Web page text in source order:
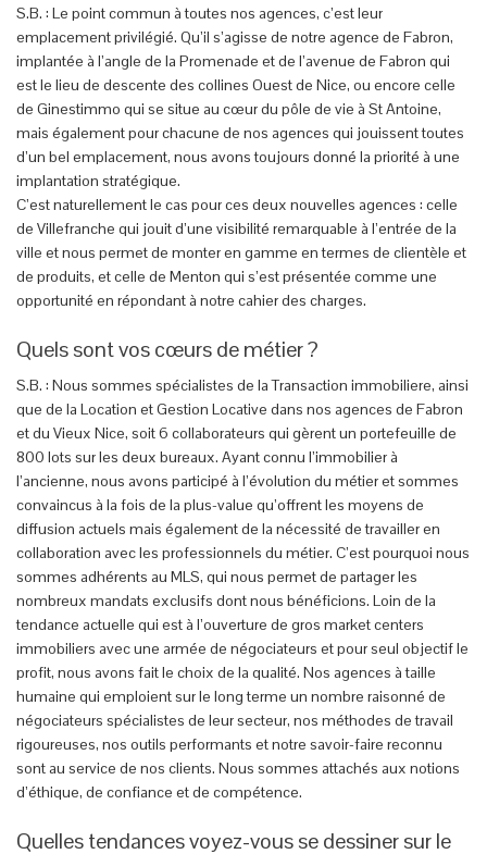
S.B. : Le point commun à toutes nos agences, c’est leur
emplacement privilégié. Qu’il s’agisse de notre agence de Fabron,
implantée à l’angle de la Promenade et de l’avenue de Fabron qui
est le lieu de descente des collines Ouest de Nice, ou encore celle
de Ginestimmo qui se situe au cœur du pôle de vie à St Antoine,
mais également pour chacune de nos agences qui jouissent toutes
d’un bel emplacement, nous avons toujours donné la priorité à une
implantation stratégique.
C’est naturellement le cas pour ces deux nouvelles agences : celle
de Villefranche qui jouit d’une visibilité remarquable à l’entrée de la
ville et nous permet de monter en gamme en termes de clientèle et
de produits, et celle de Menton qui s’est présentée comme une
opportunité en répondant à notre cahier des charges.
Quels sont vos cœurs de métier ?
S.B. : Nous sommes spécialistes de la Transaction immobiliere, ainsi
que de la Location et Gestion Locative dans nos agences de Fabron
et du Vieux Nice, soit 6 collaborateurs qui gèrent un portefeuille de
800 lots sur les deux bureaux. Ayant connu l’immobilier à
l’ancienne, nous avons participé à l’évolution du métier et sommes
convaincus à la fois de la plus-value qu’offrent les moyens de
diffusion actuels mais également de la nécessité de travailler en
collaboration avec les professionnels du métier. C’est pourquoi nous
sommes adhérents au MLS, qui nous permet de partager les
nombreux mandats exclusifs dont nous bénéficions. Loin de la
tendance actuelle qui est à l’ouverture de gros market centers
immobiliers avec une armée de négociateurs et pour seul objectif le
profit, nous avons fait le choix de la qualité. Nos agences à taille
humaine qui emploient sur le long terme un nombre raisonné de
négociateurs spécialistes de leur secteur, nos méthodes de travail
rigoureuses, nos outils performants et notre savoir-faire reconnu
sont au service de nos clients. Nous sommes attachés aux notions
d’éthique, de confiance et de compétence.
Quelles tendances voyez-vous se dessiner sur le